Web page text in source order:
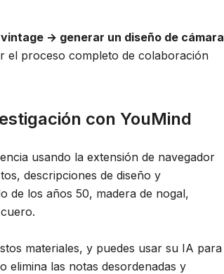
→ generar un diseño de cámara
el proceso completo de colaboración
con YouMind
usando la extensión de navegador
descripciones de diseño y
de los años 50, madera de nogal,
materiales, y puedes usar su IA para
elimina las notas desordenadas y